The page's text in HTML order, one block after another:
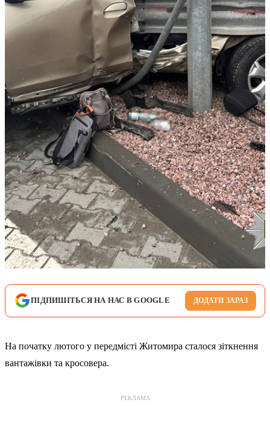
ПІДПИШІТЬСЯ НА НАС В GOOGLE ДОДАТИ ЗАРАЗ
На початку лютого у передмісті Житомира сталося зіткнення
вантажівки та кросовера.
РЕКЛАМА